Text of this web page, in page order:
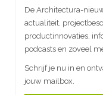
De Architectura-
actualiteit,
productinnovaties,
podcasts en zoveel
Schrijf je nu in en
jouw mailbox.